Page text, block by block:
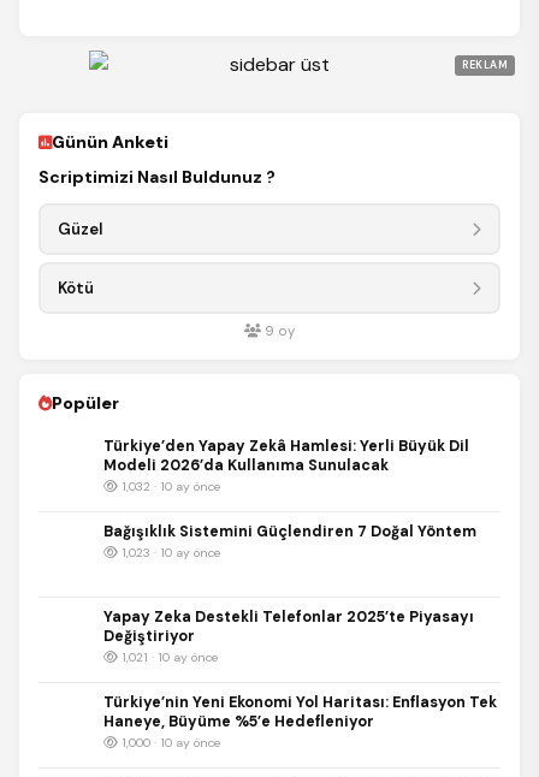
REKLAM
Günün Anketi
Scriptimizi Nasıl Buldunuz ?
Güzel
Kötü
9 oy
Popüler
Türkiye’den Yapay Zekâ Hamlesi: Yerli Büyük Dil
Modeli 2026’da Kullanıma Sunulacak
1,032 · 10 ay önce
Bağışıklık Sistemini Güçlendiren 7 Doğal Yöntem
1,023 · 10 ay önce
Yapay Zeka Destekli Telefonlar 2025’te Piyasayı
Değiştiriyor
1,021 · 10 ay önce
Türkiye’nin Yeni Ekonomi Yol Haritası: Enflasyon Tek
Haneye, Büyüme %5’e Hedefleniyor
1,000 · 10 ay önce